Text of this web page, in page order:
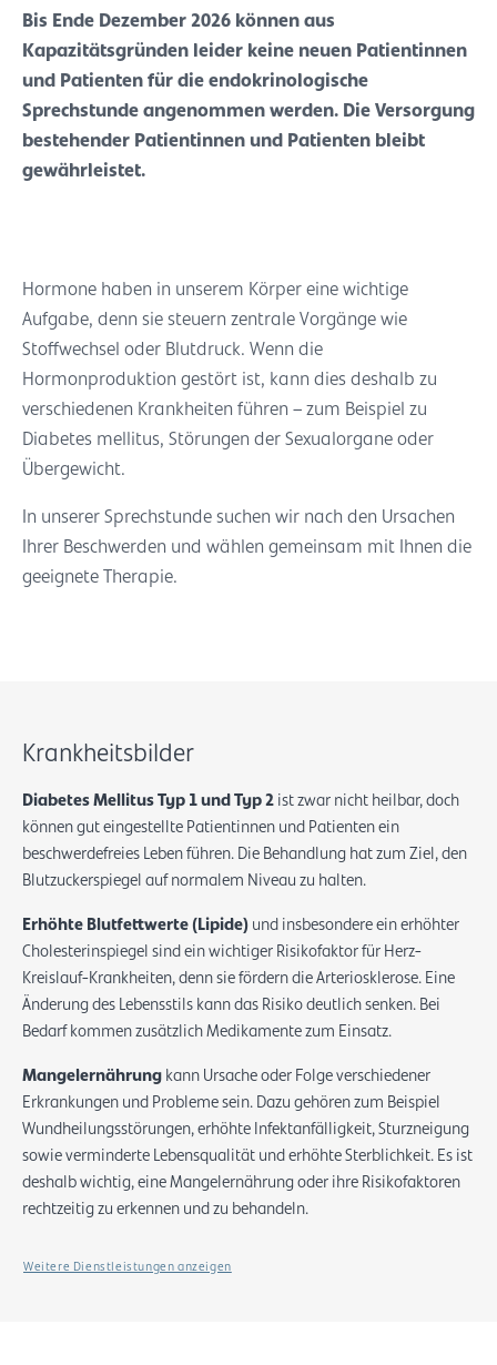
Bis Ende Dezember 2026 können aus
Kapazitätsgründen leider keine neuen Patientinnen
und Patienten für die endokrinologische
Sprechstunde angenommen werden. Die Versorgung
bestehender Patientinnen und Patienten bleibt
gewährleistet.
Hormone haben in unserem Körper eine wichtige
Aufgabe, denn sie steuern zentrale Vorgänge wie
Stoffwechsel oder Blutdruck. Wenn die
Hormonproduktion gestört ist, kann dies deshalb zu
verschiedenen Krankheiten führen – zum Beispiel zu
Diabetes mellitus, Störungen der Sexualorgane oder
Übergewicht.
In unserer Sprechstunde suchen wir nach den Ursachen
Ihrer Beschwerden und wählen gemeinsam mit Ihnen die
geeignete Therapie.
Krankheitsbilder
Diabetes Mellitus Typ 1 und Typ 2 ist zwar nicht heilbar, doch
können gut eingestellte Patientinnen und Patienten ein
beschwerdefreies Leben führen. Die Behandlung hat zum Ziel, den
Blutzuckerspiegel auf normalem Niveau zu halten.
Erhöhte Blutfettwerte (Lipide) und insbesondere ein erhöhter
Cholesterinspiegel sind ein wichtiger Risikofaktor für Herz-
Kreislauf-Krankheiten, denn sie fördern die Arteriosklerose. Eine
Änderung des Lebensstils kann das Risiko deutlich senken. Bei
Bedarf kommen zusätzlich Medikamente zum Einsatz.
Mangelernährung kann Ursache oder Folge verschiedener
Erkrankungen und Probleme sein. Dazu gehören zum Beispiel
Wundheilungsstörungen, erhöhte Infektanfälligkeit, Sturzneigung
sowie verminderte Lebensqualität und erhöhte Sterblichkeit. Es ist
deshalb wichtig, eine Mangelernährung oder ihre Risikofaktoren
rechtzeitig zu erkennen und zu behandeln.
Weitere Dienstleistungen anzeigen